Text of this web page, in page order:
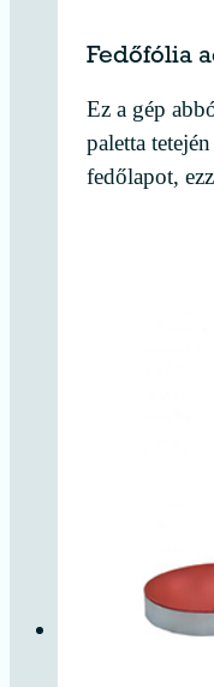
Fedőfólia
Ez a gép
paletta
fedőlapot,